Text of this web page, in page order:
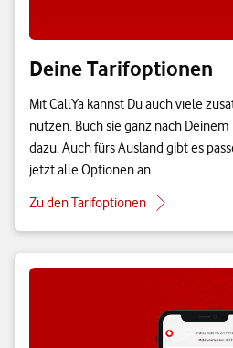
Deine Tarifoptionen
Mit CallYa kannst Du auch viele
nutzen. Buch sie ganz nach
dazu. Auch fürs Ausland gibt es
jetzt alle Optionen an.
Zu den Tarifoptionen